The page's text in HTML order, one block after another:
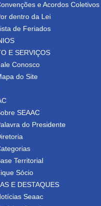
e Acordos Coletivos
dentro da Lei
de Feriados
E SERVIÇOS
Conosco
do Site
SEAAC
do Presidente
Territorial
Sócio
E DESTAQUES
Seaac